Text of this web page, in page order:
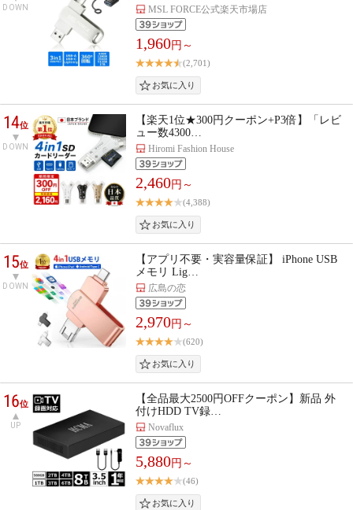
DOWN MSL FORCE公式楽天市場店
1,960円～
(2,701)
14位
DOWN
【楽天1位★300円クーポン+P3倍】「レビ
ュー数4300…
Hiromi Fashion House
2,460円～
(4,388)
15位
DOWN
【アプリ不要・実容量保証】 iPhone USB
メモリ Lig…
広島の恋
2,970円～
(620)
16位
UP
【全品最大2500円OFFクーポン】新品 外
付けHDD TV録…
Novaflux
5,880円～
(46)